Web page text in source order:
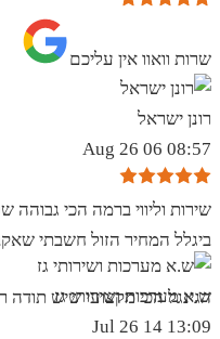
שרות וואוו אין עליכם
רונן ישראל
08:57 06 Aug 26
שירות וליווי ברמה הכי
ביגלל המחיר הזול חשבתי
הגינגל הכי מקצועי שיש תודה
ש.א מערכות ושירותי גז
13:09 14 Jul 26